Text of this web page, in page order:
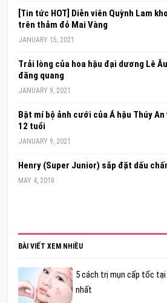
[Tin tức HOT] Diễn viên Quỳnh Lam
trên thảm đỏ Mai Vàng
JANUARY 15, 2021
Trải lòng của hoa hậu đại dương Lê
đăng quang
JANUARY 9, 2021
Bật mí bộ ảnh cưới của Á hậu Thúy
12 tuổi
JANUARY 9, 2021
Henry (Super Junior) sắp đặt dấu
MAY 4, 2018
BÀI VIẾT XEM NHIỀU
5 cách trị mụn cấp tốc tại
nhất